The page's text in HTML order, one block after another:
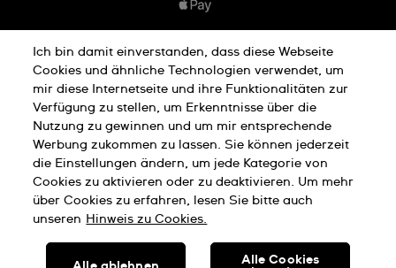
Datenschutzbedingungen
Hinweis Zu Cookies
Nutzungsbedingungen Impressum
SWISS MADE
Ich bin damit einverstanden, dass diese Webseite
Cookies und ähnliche Technologien verwendet, um
mir diese Internetseite und ihre Funktionalitäten zur
Verfügung zu stellen, um Erkenntnisse über die
Nutzung zu gewinnen und um mir entsprechende
Werbung zukommen zu lassen. Sie können jederzeit
die Einstellungen ändern, um jede Kategorie von
Cookies zu aktivieren oder zu deaktivieren. Um mehr
über Cookies zu erfahren, lesen Sie bitte auch
unseren Hinweis zu Cookies.
Alle Cookies